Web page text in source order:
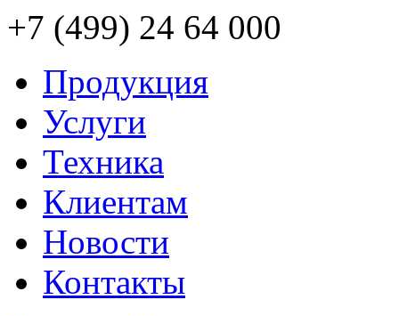
+7 (499) 24 64 000
Продукция
Услуги
Техника
Клиентам
Новости
Контакты